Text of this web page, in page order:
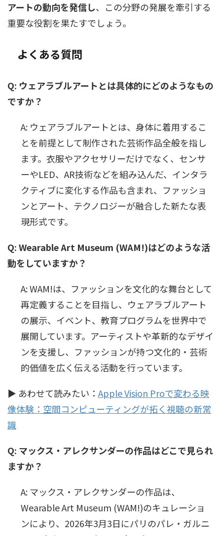
アートの動向を発信し、この分野の発展を牽引する
重要な役割を果たすでしょう。
よくある質問
Q: ウェアラブルアートとは具体的にどのようなもの
ですか？
A: ウェアラブルアートとは、身体に着用するこ
とを前提として制作された芸術作品全般を指し
ます。衣服やアクセサリーだけでなく、センサ
ーやLED、AR技術などを組み込んだ、インタラ
クティブに変化する作品も含まれ、ファッショ
ンとアート、テクノロジーが融合した新たな表
現形式です。
Q: Wearable Art Museum (WAM!)はどのような活
動をしていますか？
A: WAM!は、ファッションを文化的な舞台として
再定義することを目指し、ウェアラブルアート
の展示、イベント、教育プログラムを世界中で
展開しています。アーティストや革新的なデザイ
ンを支援し、ファッションが持つ文化的・芸術
的価値を広く伝える活動を行っています。
▶ あわせて読みたい：Apple Vision Proで変わる映
像体験：空間コンピューティングが拓く視聴の新常
識
Q: マックス・アレクサンダーの作品はどこで見られ
ますか？
A: マックス・アレクサンダーの作品は、
Wearable Art Museum (WAM!)のキュレーショ
ンにより、2026年3月3日にパリのパレ・ガルニ